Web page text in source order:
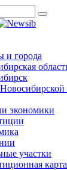
и города
экономики
участки
карта